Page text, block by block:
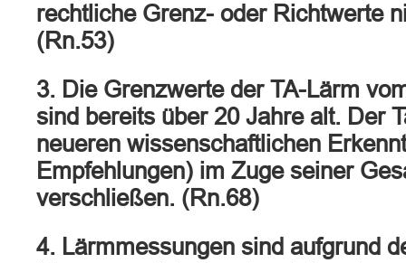
rechtliche Grenz- oder Richtwerte
(Rn.53)
3. Die Grenzwerte der TA-Lärm
sind bereits über 20 Jahre alt. Der
neueren wissenschaftlichen
Empfehlungen) im Zuge seiner
verschließen. (Rn.68)
4. Lärmmessungen sind aufgrund